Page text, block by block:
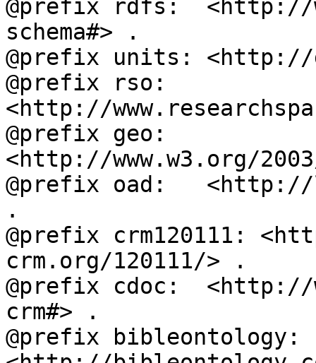
@prefix rdfs:  <http://
schema#> .
@prefix units:
@prefix rso:
<http://
@prefix geo:
<http://www.w3.org/
@prefix oad:   <http://
.
@prefix crm120111:
crm.org/120111/> .
@prefix cdoc:  <http://
crm#> .
@prefix bibleontology: